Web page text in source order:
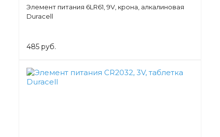
Элемент питания 6LR61, 9V, крона, алкалиновая
Duracell
485 руб.